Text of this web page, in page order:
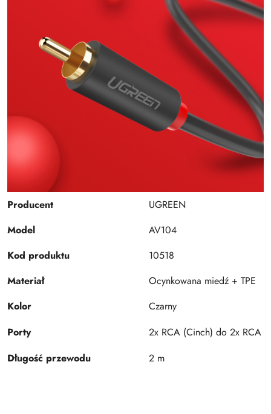
Producent
UGREEN
Model
AV104
Kod produktu
10518
Materiał
Ocynkowana miedź + TPE
Kolor
Czarny
Porty
2x RCA (Cinch) do 2x RCA
Długość przewodu
2 m